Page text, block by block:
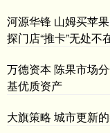
河源华锋 山姆买苹
探门店“推卡”无处不
万德资本 陈果市场
基优质资产
大旗策略 城市更新